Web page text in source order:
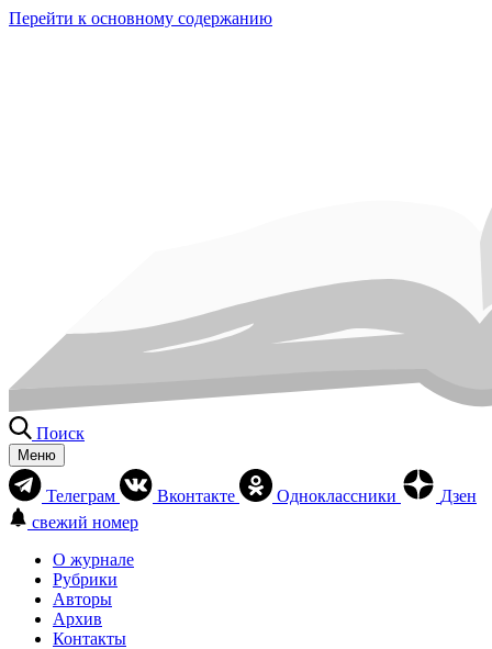
Перейти к основному содержанию
Поиск
Меню
Телеграм Вконтакте Одноклассники
Дзен
свежий номер
О журнале
Рубрики
Авторы
Архив
Контакты